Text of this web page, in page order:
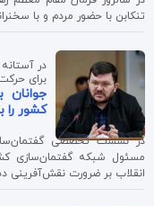
تنکابن با حضور مردم و با
در
برای
جوانان
کشور را
در نشست تخصصی
مسئول شبکه گفتمان‌سازی
انقلاب بر ضرورت نقش‌آفرینی